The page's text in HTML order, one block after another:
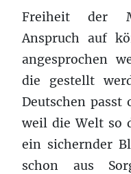
Freiheit der
Anspruch auf
angesprochen
die gestellt
Deutschen passt
weil die Welt so
ein sichernder
schon aus